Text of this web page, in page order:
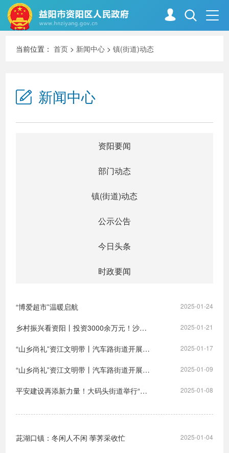
政务资阳
当前位置：首页 > 新闻中心 >镇(街道)动态
新闻中心
资阳要闻
部门动态
镇(街道)动态
公示公告
今日头条
时政要闻
2025-01-24
“博爱超市”温暖启航
2025-01-21
乡村振兴看资阳丨投资3000余万元！沙头镇擦亮产业发展“新名片”
2025-01-17
“山乡尚礼”资江文明带丨汽车路街道开展送法下乡志愿服务活动暨未成年人寒假社会实践活动
2025-01-09
“山乡尚礼”资江文明带丨汽车路街道开展寒冬送温暖活动
2025-01-08
平安建设再添新力量！大码头街道举行“码头轻骑 守护平安”社区治安巡逻工作启动仪式
2025-01-04
茈湖口镇：冬闲人不闲 荸荠采收忙